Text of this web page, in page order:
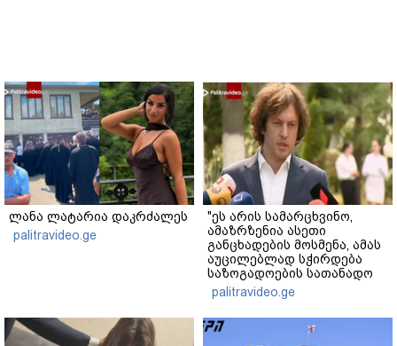
ლანა ლატარია დაკრძალეს
palitravideo.ge
"ეს არის სამარცხვინო,
ამაზრზენია ასეთი
განცხადების მოსმენა, ამას
აუცილებლად სჭირდება
საზოგადოების სათანადო
რეაქცია" - ირაკლი
კობახიძე
palitravideo.ge